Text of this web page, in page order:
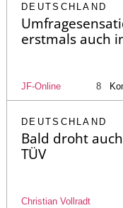
DEUTSCHLAND
erstmals auch
JF-Online 8
DEUTSCHLAND
Bald droht
TÜV
Christian Vollradt